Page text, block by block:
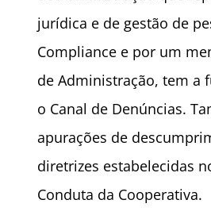
jurídica e de gestão de
Compliance e por um
de Administração, tem a
o Canal de Denúncias.
apurações de
diretrizes estabelecidas
Conduta da Cooperativa.